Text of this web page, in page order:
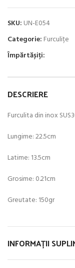
SKU: UN-E054
Categorie: Furculițe
Împărtășiți:
DESCRIERE
Furculita din inox
Lungime: 22.5cm
Latime: 13.5cm
Grosime: 0.21cm
Greutate: 150gr
INFORMAȚII